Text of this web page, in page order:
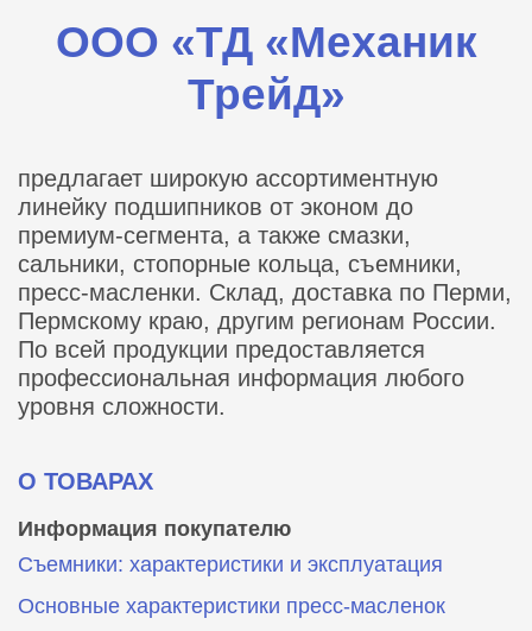
ООО «ТД «Механик
Трейд»
предлагает широкую ассортиментную
линейку подшипников от эконом до
премиум-сегмента, а также смазки,
сальники, стопорные кольца, съемники,
пресс-масленки. Склад, доставка по Перми,
Пермскому краю, другим регионам России.
По всей продукции предоставляется
профессиональная информация любого
уровня сложности.
О ТОВАРАХ
Информация покупателю
Съемники: характеристики и эксплуатация
Основные характеристики пресс‑масленок